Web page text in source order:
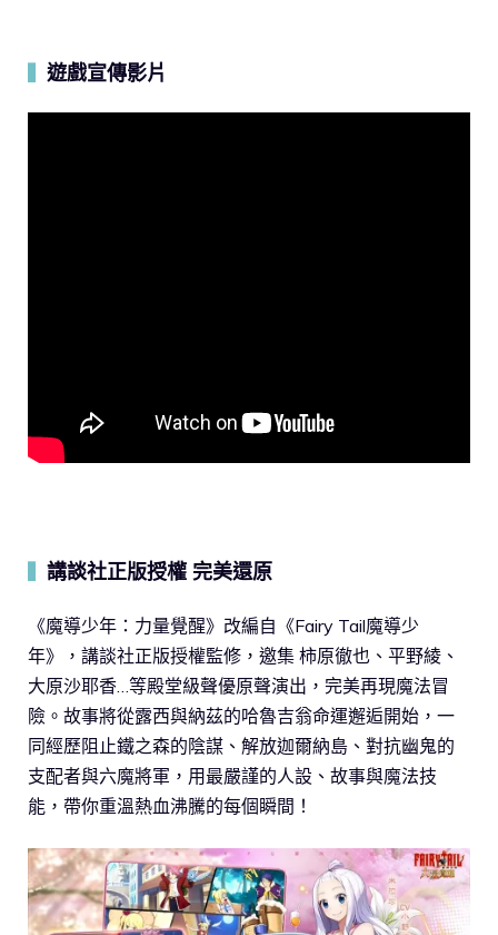
遊戲宣傳影片
講談社正版授權 完美還原
《魔導少年：力量覺醒》改編自《Fairy Tail魔導少
年》，講談社正版授權監修，邀集 柿原徹也、平野綾、
大原沙耶香…等殿堂級聲優原聲演出，完美再現魔法冒
險。故事將從露西與納茲的哈魯吉翁命運邂逅開始，一
同經歷阻止鐵之森的陰謀、解放迦爾納島、對抗幽鬼的
支配者與六魔將軍，用最嚴謹的人設、故事與魔法技
能，帶你重溫熱血沸騰的每個瞬間！